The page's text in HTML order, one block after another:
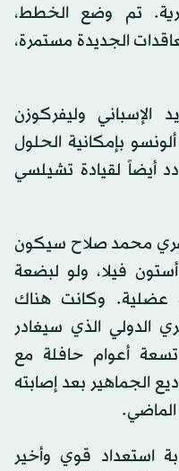
تم وضع الخطط،
الجديدة مستمرة،
الإسباني وليفركوزن
بإمكانية الحلول
أيضاً لقيادة تشيلسي
محمد صلاح سيكون
فيلا، ولو لبضعة
عضلية. وكانت هناك
الدولي الذي سيغادر
أعوام حافلة مع
الجماهير بعد إصابته
استعداد قوي وأخير